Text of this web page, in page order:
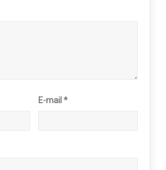
E-mail*